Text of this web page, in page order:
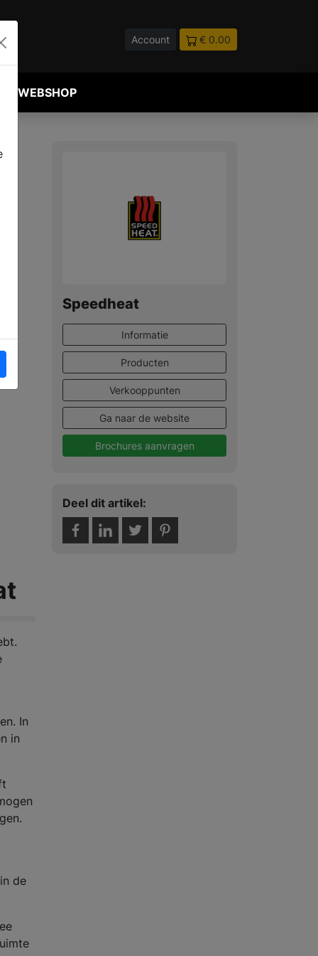
Account € 0.00
WEBSHOP
In
in
de
Speedheat
Informatie
Producten
Verkooppunten
Ga naar de website
Brochures aanvragen
Deel dit artikel: